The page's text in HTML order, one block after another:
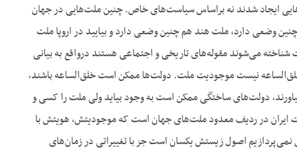
ایجاد شدند نه براساس سیاست‌های خاص. چنین ملت‌هایی در جهان
وضعی دارد، ملت هند هم چنین وضعی دارد و بیایید در اروپا ملت
می‌شوند مقوله‌های تاریخی و اجتماعی هستند درواقع به بیانی
نیست موجودیت ملت. دولت‌ها ممکن است خلق‌الساعه باشند،
دولت‌های ساختگی ممکن است به وجود بیاید ولی ملت را کسی و
ایران در ردیف معدود ملت‌های جهان است که موجودیتش، هویتش با
اصول زیستش یکسان است جز با تغییراتی در زمان‌های